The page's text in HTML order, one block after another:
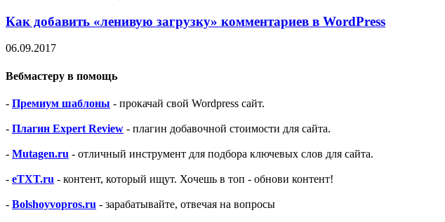
Как добавить «ленивую загрузку» комментариев в WordPress
06.09.2017
Вебмастеру в помощь
- Премиум шаблоны - прокачай свой Wordpress сайт.
- Плагин Expert Review - плагин добавочной стоимости для сайта.
- Mutagen.ru - отличный инструмент для подбора ключевых слов для сайта.
- eTXT.ru - контент, который ищут. Хочешь в топ - обнови контент!
- Bolshoyvopros.ru - зарабатывайте, отвечая на вопросы